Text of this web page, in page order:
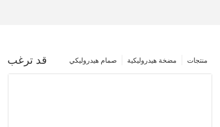
قد ترغب منتجات مضخة هيدروليكية صمام هيدروليكي